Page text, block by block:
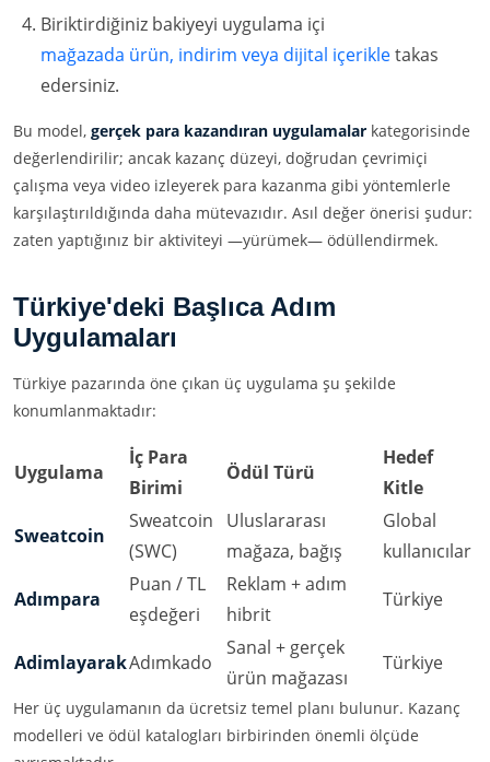
Biriktirdiğiniz bakiyeyi uygulama içi
mağazada ürün, indirim veya dijital içerikletakas
edersiniz.
Bu model, gerçek para kazandıran uygulamalar kategorisinde
değerlendirilir; ancak kazanç düzeyi, doğrudan çevrimiçi
çalışma veya video izleyerek para kazanma gibi yöntemlerle
karşılaştırıldığında daha mütevazıdır. Asıl değer önerisi şudur:
zaten yaptığınız bir aktiviteyi —yürümek— ödüllendirmek.
Türkiye'deki Başlıca Adım
Uygulamaları
Türkiye pazarında öne çıkan üç uygulama şu şekilde
konumlanmaktadır:
Uygulama
İç Para
Birimi
Ödül Türü
Hedef
Kitle
Sweatcoin
Sweatcoin
(SWC)
Uluslararası
mağaza, bağış
Global
kullanıcılar
Adımpara
Puan / TL
eşdeğeri
Reklam + adım
hibrit
Türkiye
AdimlayarakAdımkado
Sanal + gerçek
ürün mağazası
Türkiye
Her üç uygulamanın da ücretsiz temel planı bulunur. Kazanç
modelleri ve ödül katalogları birbirinden önemli ölçüde